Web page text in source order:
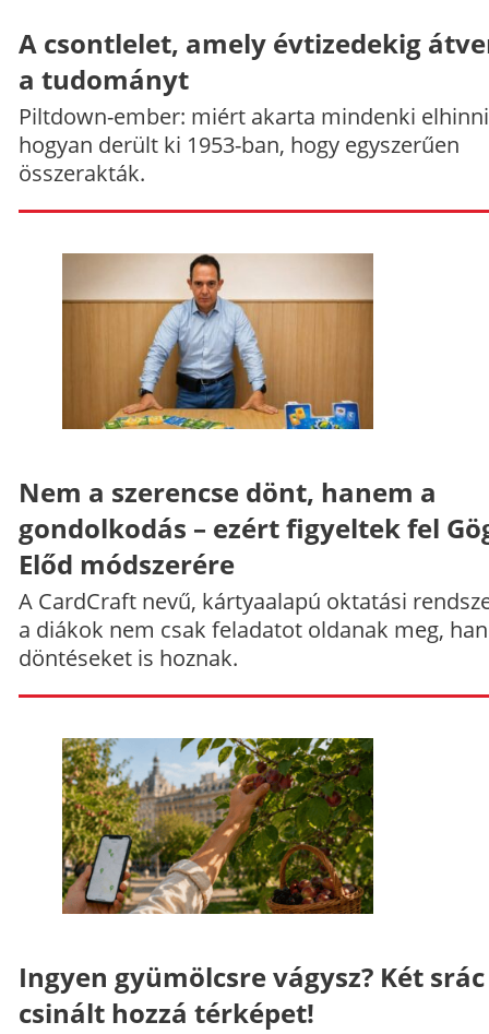
A csontlelet, amely évtizedekig
a tudományt
Piltdown-ember: miért akarta mindenki
hogyan derült ki 1953-ban, hogy egyszerűen
összerakták.
Nem a szerencse dönt, hanem a
gondolkodás – ezért figyeltek fel
Előd módszerére
A CardCraft nevű, kártyaalapú oktatási
a diákok nem csak feladatot oldanak meg,
döntéseket is hoznak.
Ingyen gyümölcsre vágysz? Két srác
csinált hozzá térképet!